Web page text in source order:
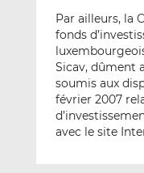
Par ailleurs, la
fonds
Sicav, dûment
soumis aux
février 2007
avec le site